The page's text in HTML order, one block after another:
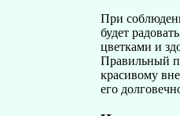
При
будет
цветками и
Правильный
красивому
его